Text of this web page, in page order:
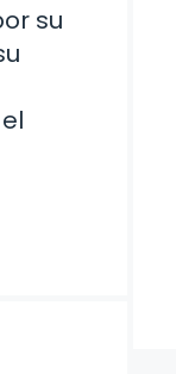
su